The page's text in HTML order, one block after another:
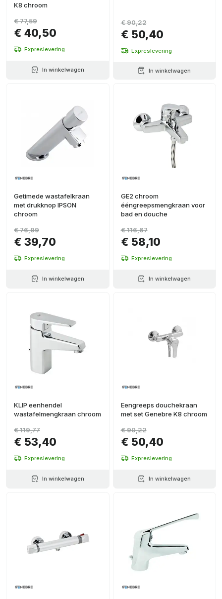
K8 chroom
€ 40,50
€ 77,59
Expreslevering
In winkelwagen
€ 50,40
€ 90,22
Expreslevering
In winkelwagen
Getimede wastafelkraan
met drukknop IPSON
chroom
€ 39,70
€ 76,99
Expreslevering
In winkelwagen
GE2 chroom
ééngreepsmengkraan voor
bad en douche
€ 58,10
€ 116,67
Expreslevering
In winkelwagen
KLIP eenhendel
wastafelmengkraan chroom
€ 53,40
€ 119,77
Expreslevering
In winkelwagen
Eengreeps douchekraan
met set Genebre K8 chroom
€ 50,40
€ 90,22
Expreslevering
In winkelwagen